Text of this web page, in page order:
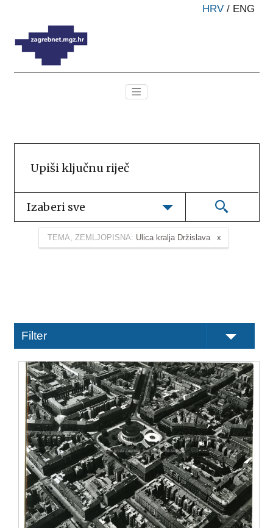
HRV / ENG
Izaberi sve
TEMA, ZEMLJOPISNA: Ulica kralja Držislava
Filter